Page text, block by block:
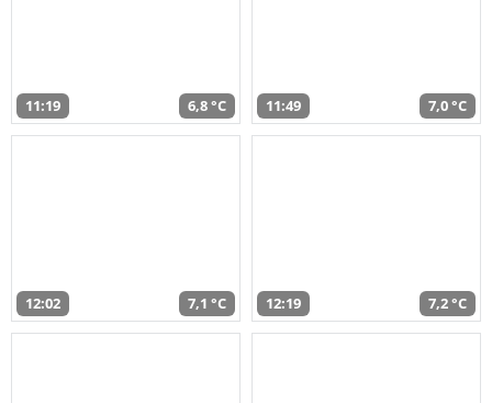
11:19 6,8 °C 11:49 7,0 °C
12:02 7,1 °C 12:19 7,2 °C